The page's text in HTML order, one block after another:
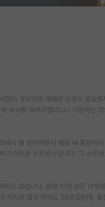
이 포닥인데 매해의 성과가 중요해
박사를 마무리했다느니 자랑하는
서 퀄 준비하면서 매달 내 통장에서
어려운 스트레스입니다. 그 스트
는 없습니다. 원래 인생 모든 단계
하지만 많이 먹어도 30초일텐데, 좋